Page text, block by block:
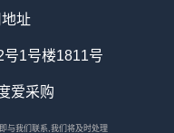
址
1号楼1811号
爱采购
与我们联系,我们将及时处理